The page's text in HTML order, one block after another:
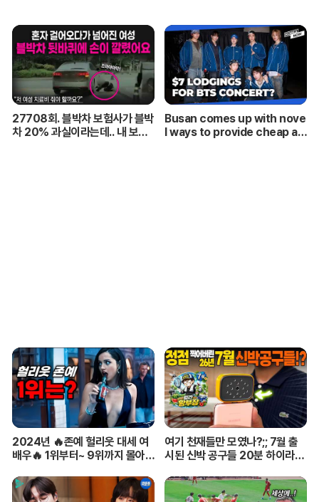
27708회. 블박차 보험사가 블박
차 20% 과실이라는데.. 내 보험
Busan comes up with nove
l ways to provide cheap ac
2024년 🔥존예 헐리웃 대세 여
배우🔥 1위부터~ 9위까지 몰아보
여기 천재들만 모였나?;; 7월 출
시된 신박 공구들 20분 하이라이